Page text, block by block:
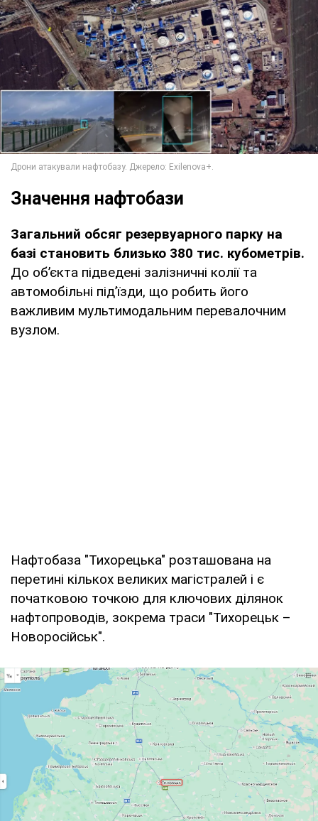
Значення нафтобази
Загальний обсяг резервуарного парку на
базі становить близько 380 тис. кубометрів.
До об’єкта підведені залізничні колії та
автомобільні під’їзди, що робить його
важливим мультимодальним перевалочним
вузлом.
Нафтобаза "Тихорецька" розташована на
перетині кількох великих магістралей і є
початковою точкою для ключових ділянок
нафтопроводів, зокрема траси "Тихорецьк –
Новоросійськ".